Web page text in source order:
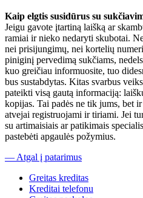
Kaip elgtis susidūrus su
Jeigu gavote įtartiną laišką ar
ramiai ir nieko nedaryti skubotai.
nei prisijungimų, nei kortelių
piniginį pervedimą sukčiams,
kuo greičiau informuosite, tuo
bus sustabdytas. Kitas svarbus
pateikti visą gautą informaciją:
kopijas. Tai padės ne tik jums, bet
atvejai registruojami ir tiriami. Jei
su artimaisiais ar patikimais
pastebėti apgaulės požymius.
— Atgal į patarimus
Greitas kreditas
Kreditai telefonu